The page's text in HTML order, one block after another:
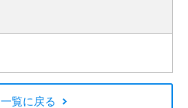
一覧に戻る